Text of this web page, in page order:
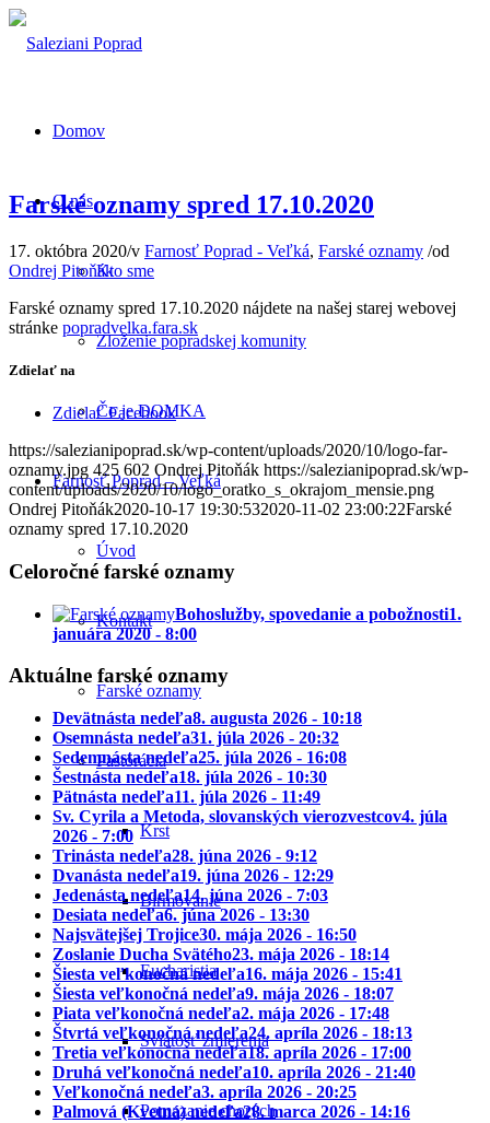
Domov
O nás
Kto sme
Zloženie popradskej komunity
Čo je DOMKA
Farnosť Poprad – Veľká
Úvod
Kontakt
Farské oznamy
Pastorácia
Krst
Birmovanie
Eucharistia
Sviatosť zmierenia
Pomazanie chorých
Farské oznamy spred 17.10.2020
17. októbra 2020/v Farnosť Poprad - Veľká, Farské oznamy /od
Ondrej Pitoňák
Farské oznamy spred 17.10.2020 nájdete na našej starej webovej
stránke popradvelka.fara.sk
Zdielať na
Zdielať Facebook
https://salezianipoprad.sk/wp-content/uploads/2020/10/logo-far-
oznamy.jpg 425 602 Ondrej Pitoňák https://salezianipoprad.sk/wp-
content/uploads/2020/10/logo_oratko_s_okrajom_mensie.png
Ondrej Pitoňák2020-10-17 19:30:532020-11-02 23:00:22Farské
oznamy spred 17.10.2020
Celoročné farské oznamy
Bohoslužby, spovedanie a pobožnosti1.
januára 2020 - 8:00
Aktuálne farské oznamy
Devätnásta nedeľa8. augusta 2026 - 10:18
Osemnásta nedeľa31. júla 2026 - 20:32
Sedemnásta nedeľa25. júla 2026 - 16:08
Šestnásta nedeľa18. júla 2026 - 10:30
Pätnásta nedeľa11. júla 2026 - 11:49
Sv. Cyrila a Metoda, slovanských vierozvestcov4. júla
2026 - 7:00
Trinásta nedeľa28. júna 2026 - 9:12
Dvanásta nedeľa19. júna 2026 - 12:29
Jedenásta nedeľa14. júna 2026 - 7:03
Desiata nedeľa6. júna 2026 - 13:30
Najsvätejšej Trojice30. mája 2026 - 16:50
Zoslanie Ducha Svätého23. mája 2026 - 18:14
Šiesta veľkonočná nedeľa16. mája 2026 - 15:41
Šiesta veľkonočná nedeľa9. mája 2026 - 18:07
Piata veľkonočná nedeľa2. mája 2026 - 17:48
Štvrtá veľkonočná nedeľa24. apríla 2026 - 18:13
Tretia veľkonočná nedeľa18. apríla 2026 - 17:00
Druhá veľkonočná nedeľa10. apríla 2026 - 21:40
Veľkonočná nedeľa3. apríla 2026 - 20:25
Palmová (Kvetná) nedeľa28. marca 2026 - 14:16